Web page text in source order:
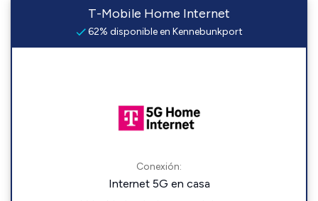
T-Mobile Home Internet
62% disponible en Kennebunkport
Conexión:
Internet 5G en casa